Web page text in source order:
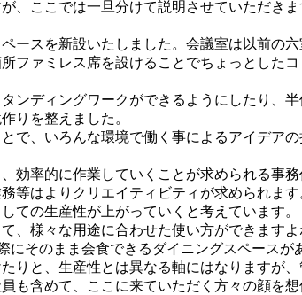
、ここでは一旦分けて説明させていただきま
ースを新設いたしました。会議室は以前の
ファミレス席を設けることでちょっとした
ンディングワークができるようにしたり、
りを整えました。
で、いろんな環境で働く事によるアイデア
効率的に作業していくことが求められる事
等はよりクリエイティビティが求められま
ての生産性が上がっていくと考えています。
、様々な用途に合わせた使い方ができますよ
にそのまま会食できるダイニングスペースが
りと、生産性とは異なる軸にはなりますが
も含めて、ここに来ていただく方々の顔を